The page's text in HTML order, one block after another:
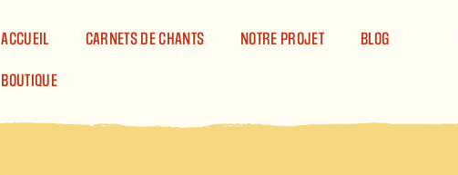
ACCUEIL
CARNETS DE CHANTS NOTRE PROJET BLOG
BOUTIQUE